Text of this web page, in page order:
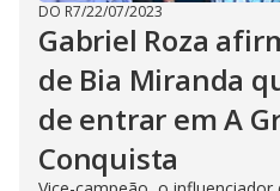
DO R7/22/07/2023
Gabriel Roza
de Bia Miranda
de entrar em A
Conquista